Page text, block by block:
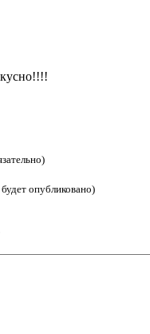
опубликовано)